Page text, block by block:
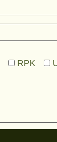
RPK